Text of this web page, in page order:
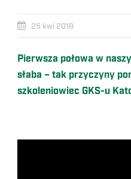
25 kwi 2018
Pierwsza połowa w
słaba – tak przyczyny
szkoleniowiec GKS-u